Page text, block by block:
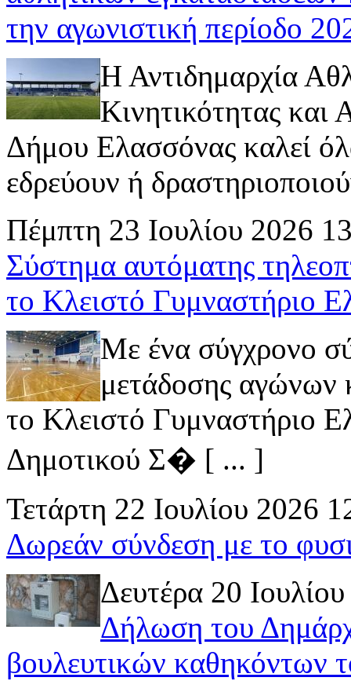
την αγωνιστική περίοδο
Η Αντιδημαρχία
Κινητικότητας
Δήμου Ελασσόνας καλεί
εδρεύουν ή
Πέμπτη 23 Ιουλίου 2026
Σύστημα αυτόματης
το Κλειστό Γυμναστήριο
Με ένα σύγχρονο
μετάδοσης αγώνων
το Κλειστό Γυμναστήριο
Δημοτικού Σ� [ ... ]
Τετάρτη 22 Ιουλίου 2026
Δωρεάν σύνδεση με το
Δευτέρα 20
Δήλωση του
βουλευτικών καθηκόντων